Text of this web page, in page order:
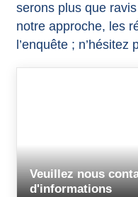
serons plus que
notre approche, les
l’enquête ;
Veuillez nous
d'informations